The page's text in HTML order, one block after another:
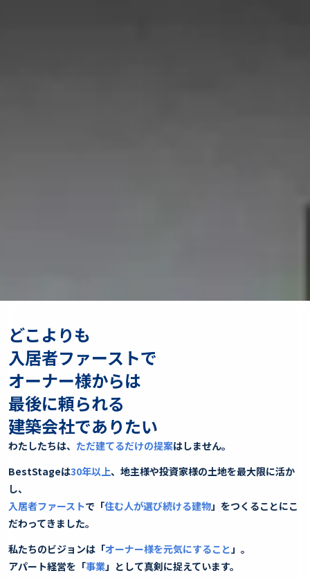
どこよりも
入居者ファーストで
オーナー様からは
最後に頼られる
建築会社でありたい
わたしたちは、 ただ建てるだけの提案はしません。
BestStageは30年以上、地主様や投資家様の土地を最大限に活か
し、
入居者ファーストで「住む人が選び続ける建物」をつくることにこ
だわってきました。
私たちのビジョンは「オーナー様を元気にすること」。
アパート経営を「事業」として真剣に捉えています。